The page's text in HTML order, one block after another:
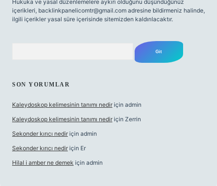
Hukuka ve yasal düzenlemelere aykırı olduğunu düşündüğünüz
içerikleri, backlinkpanelicomtr@gmail.com adresine bildirmeniz halinde,
ilgili içerikler yasal süre içerisinde sitemizden kaldırılacaktır.
SON YORUMLAR
Kaleydoskop kelimesinin tanımı nedir için admin
Kaleydoskop kelimesinin tanımı nedir için Zerrin
Sekonder kırıcı nedir için admin
Sekonder kırıcı nedir için Er
Hilal i amber ne demek için admin